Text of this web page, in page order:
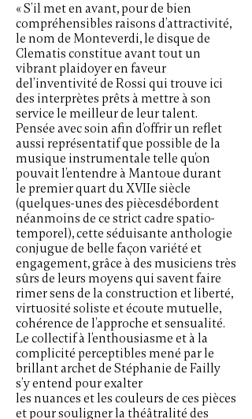
« S’il met en avant, pour de bien
compréhensibles raisons d’attractivité,
le nom de Monteverdi, le disque de
Clematis constitue avant tout un
vibrant plaidoyer en faveur
del’inventivité de Rossi qui trouve ici
des interprètes prêts à mettre à son
service le meilleur de leur talent.
Pensée avec soin afin d’offrir un reflet
aussi représentatif que possible de la
musique instrumentale telle qu’on
pouvait l’entendre à Mantoue durant
le premier quart du XVIIe siècle
(quelques-unes des piècesdébordent
néanmoins de ce strict cadre spatio-
temporel), cette séduisante anthologie
conjugue de belle façon variété et
engagement, grâce à des musiciens très
sûrs de leurs moyens qui savent faire
rimer sens de la construction et liberté,
virtuosité soliste et écoute mutuelle,
cohérence de l’approche et sensualité.
Le collectif à l’enthousiasme et à la
complicité perceptibles mené par le
brillant archet de Stéphanie de Failly
s’y entend pour exalter
les nuances et les couleurs de ces pièces
et pour souligner la théâtralité des